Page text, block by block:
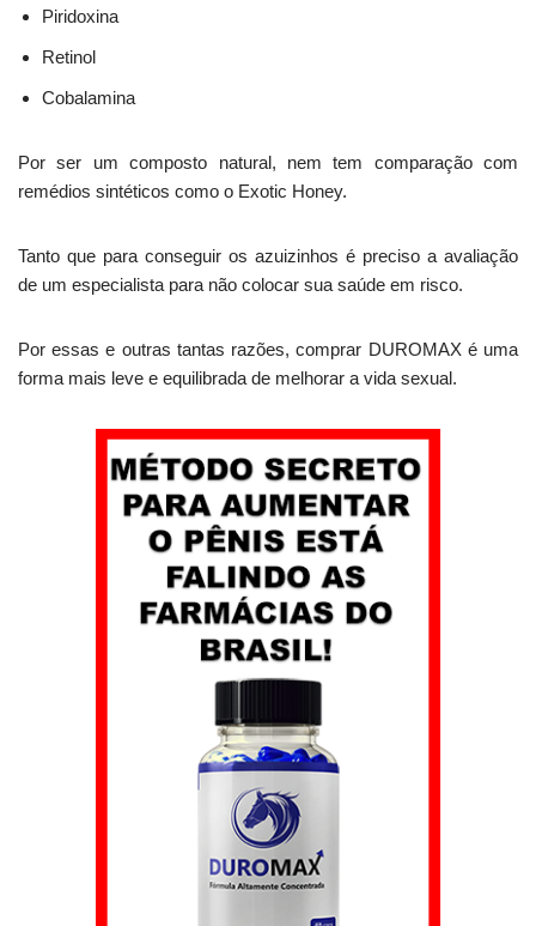
Piridoxina
Retinol
Cobalamina
Por ser um composto natural, nem tem comparação com
remédios sintéticos como o Exotic Honey.
Tanto que para conseguir os azuizinhos é preciso a avaliação
de um especialista para não colocar sua saúde em risco.
Por essas e outras tantas razões, comprar DUROMAX é uma
forma mais leve e equilibrada de melhorar a vida sexual.